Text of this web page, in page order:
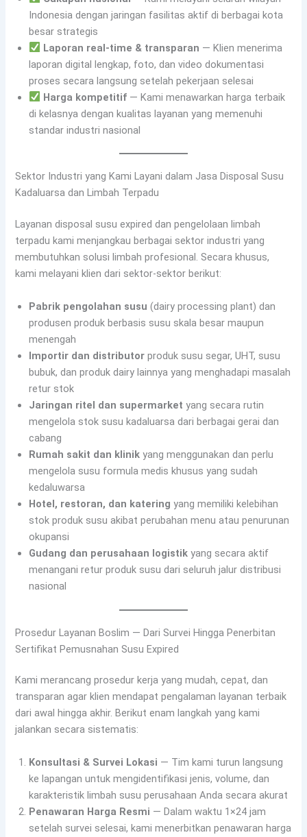
Indonesia dengan jaringan fasilitas aktif di berbagai kota
besar strategis
Laporan real-time & transparan — Klien menerima
laporan digital lengkap, foto, dan video dokumentasi
proses secara langsung setelah pekerjaan selesai
Harga kompetitif — Kami menawarkan harga terbaik
di kelasnya dengan kualitas layanan yang memenuhi
standar industri nasional
Sektor Industri yang Kami Layani dalam Jasa Disposal Susu
Kadaluarsa dan Limbah Terpadu
Layanan disposal susu expired dan pengelolaan limbah
terpadu kami menjangkau berbagai sektor industri yang
membutuhkan solusi limbah profesional. Secara khusus,
kami melayani klien dari sektor-sektor berikut:
Pabrik pengolahan susu (dairy processing plant) dan
produsen produk berbasis susu skala besar maupun
menengah
Importir dan distributor produk susu segar, UHT, susu
bubuk, dan produk dairy lainnya yang menghadapi masalah
retur stok
Jaringan ritel dan supermarket yang secara rutin
mengelola stok susu kadaluarsa dari berbagai gerai dan
cabang
Rumah sakit dan klinik yang menggunakan dan perlu
mengelola susu formula medis khusus yang sudah
kedaluwarsa
Hotel, restoran, dan katering yang memiliki kelebihan
stok produk susu akibat perubahan menu atau penurunan
okupansi
Gudang dan perusahaan logistik yang secara aktif
menangani retur produk susu dari seluruh jalur distribusi
nasional
Prosedur Layanan Boslim — Dari Survei Hingga Penerbitan
Sertifikat Pemusnahan Susu Expired
Kami merancang prosedur kerja yang mudah, cepat, dan
transparan agar klien mendapat pengalaman layanan terbaik
dari awal hingga akhir. Berikut enam langkah yang kami
jalankan secara sistematis:
Konsultasi & Survei Lokasi — Tim kami turun langsung
ke lapangan untuk mengidentifikasi jenis, volume, dan
karakteristik limbah susu perusahaan Anda secara akurat
Penawaran Harga Resmi — Dalam waktu 1×24 jam
setelah survei selesai, kami menerbitkan penawaran harga